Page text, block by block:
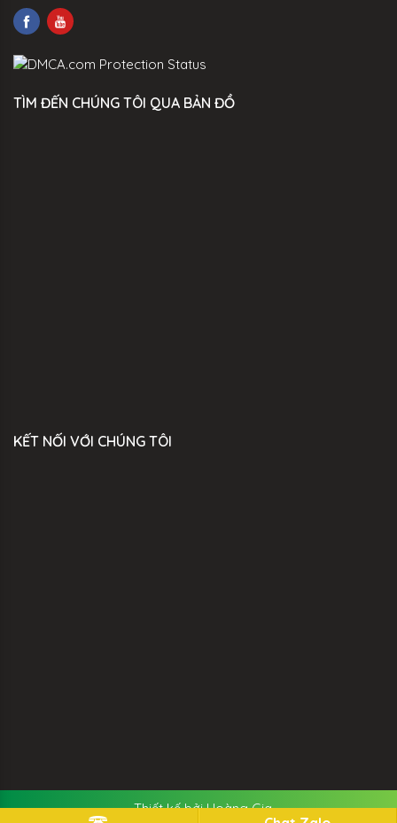
TÌM ĐẾN CHÚNG TÔI QUA BẢN ĐỒ
KẾT NỐI VỚI CHÚNG TÔI
- Thiết kế bởi Hoàng Gia